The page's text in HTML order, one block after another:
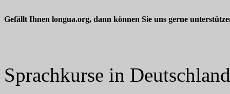
Gefällt Ihnen longua.org, dann können Sie uns gerne
Sprachkurse in